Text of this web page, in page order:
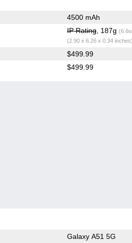
4500 mAh
IP Rating, 187g
(2.90 x 6.26 x 0.34 inches)
$499.99
$499.99
Galaxy A51 5G